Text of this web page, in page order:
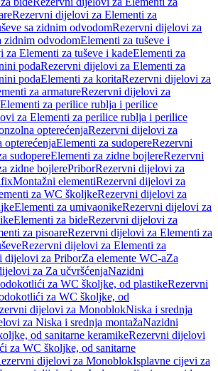
Rezervni dijelovi za Elementi za
sa zidnim odvodomRezervni dijelovi za
zidnim odvodomElementi za tuševe i
Elementi za tuševe i kadeElementi za
podaRezervni dijelovi za Elementi za
podaElementi za koritaRezervni dijelovi za
za armatureRezervni dijelovi za
Elementi za perilice rublja i perilice
za Elementi za perilice rublja i perilice
opterećenjaRezervni dijelovi za
opterećenjaElementi za sudopereRezervni
sudopereElementi za zidne bojlereRezervni
zidne bojlerePriborRezervni dijelovi za
Montažni elementiRezervni dijelovi za
za WC školjkeRezervni dijelovi za
Elementi za umivaonikeRezervni dijelovi za
Elementi za bideRezervni dijelovi za
za pisoareRezervni dijelovi za Elementi za
Rezervni dijelovi za Elementi za
dijelovi za PriborZa elemente WC-aZa
za Za učvršćenjaNazidni
za WC školjke, od plastikeRezervni
za WC školjke, od
dijelovi za MonoblokNiska i srednja
za Niska i srednja montažaNazidni
od sanitarne keramikeRezervni dijelovi
za WC školjke, od sanitarne
dijelovi za MonoblokIsplavne cijevi za